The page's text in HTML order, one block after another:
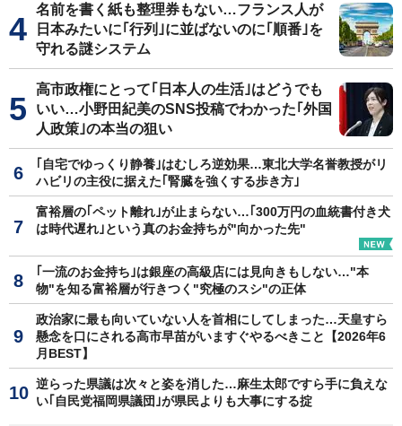
名前を書く紙も整理券もない…フランス人が
日本みたいに｢行列｣に並ばないのに｢順番｣を
守れる謎システム
高市政権にとって｢日本人の生活｣はどうでも
いい…小野田紀美のSNS投稿でわかった｢外国
人政策｣の本当の狙い
｢自宅でゆっくり静養｣はむしろ逆効果…東北大学名誉教授がリ
ハビリの主役に据えた｢腎臓を強くする歩き方｣
富裕層の｢ペット離れ｣が止まらない…｢300万円の血統書付き犬
は時代遅れ｣という真のお金持ちが"向かった先"
｢一流のお金持ち｣は銀座の高級店には見向きもしない…"本
物"を知る富裕層が行きつく"究極のスシ"の正体
政治家に最も向いていない人を首相にしてしまった…天皇すら
懸念を口にされる高市早苗がいますぐやるべきこと【2026年6
月BEST】
逆らった県議は次々と姿を消した…麻生太郎ですら手に負えな
い｢自民党福岡県議団｣が県民よりも大事にする掟